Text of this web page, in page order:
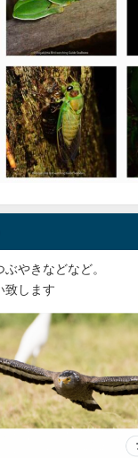
やきなどなど。
致します